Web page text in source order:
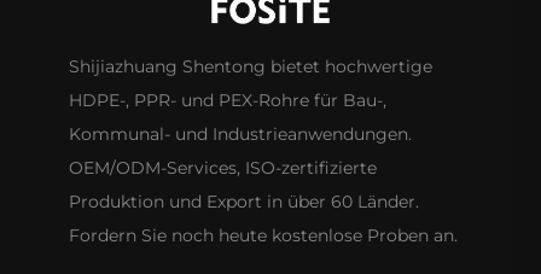
Shijiazhuang Shentong bietet hochwertige
HDPE-, PPR- und PEX-Rohre für Bau-,
Kommunal- und Industrieanwendungen.
OEM/ODM-Services, ISO-zertifizierte
Produktion und Export in über 60 Länder.
Fordern Sie noch heute kostenlose Proben an.